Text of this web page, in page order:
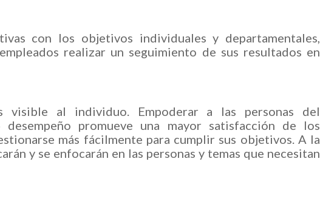
con los objetivos individuales y departamentales,
realizar un seguimiento de sus resultados en
visible al individuo. Empoderar a las personas del
promueve una mayor satisfacción de los
más fácilmente para cumplir sus objetivos. A la
y se enfocarán en las personas y temas que necesitan